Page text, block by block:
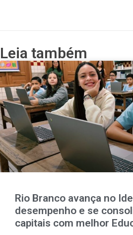
Leia também
Rio Branco avança no
desempenho e se
capitais com melhor